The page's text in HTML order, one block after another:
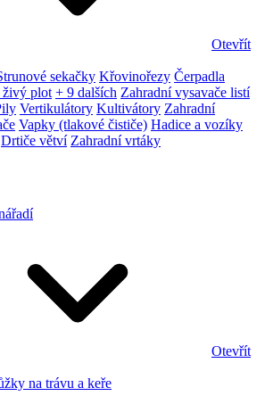
Otevřít
sekačky Křovinořezy Čerpadla
živý plot + 9 dalších Zahradní vysavače listí
Vertikulátory Kultivátory Zahradní
Vapky (tlakové čističe) Hadice a vozíky
Drtiče větví Zahradní vrtáky
Otevřít
na trávu a keře